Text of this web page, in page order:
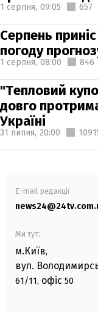
1 серпня, 09:05 657
Серпень
погоду
1 серпня, 08:00 846
"Тепловий
довго
Україні
31 липня, 20:00
E-mail редакції
Ми тут:
м.Київ,
вул.
61/11, офіс 50